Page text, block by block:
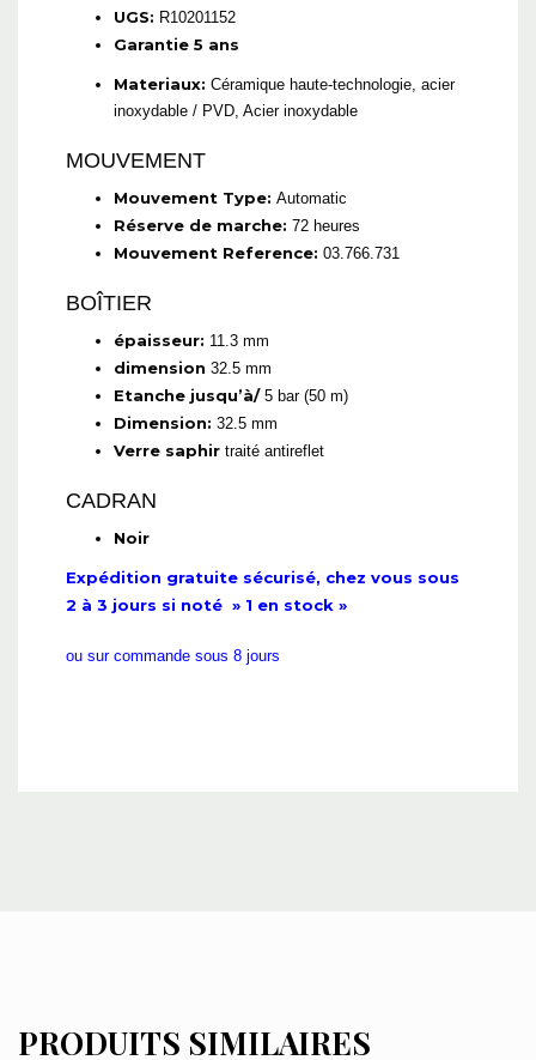
UGS: R10201152
Garantie 5 ans
Materiaux: Céramique haute-technologie, acier
inoxydable / PVD, Acier inoxydable
MOUVEMENT
Mouvement Type: Automatic
Réserve de marche: 72 heures
Mouvement Reference: 03.766.731
BOÎTIER
épaisseur: 11.3 mm
dimension 32.5 mm
Etanche jusqu’à/ 5 bar (50 m)
Dimension: 32.5 mm
Verre saphir traité antireflet
CADRAN
Noir
Expédition gratuite sécurisé, chez vous sous
2 à 3 jours si noté » 1 en stock »
ou sur commande sous 8 jours
PRODUITS SIMILAIRES